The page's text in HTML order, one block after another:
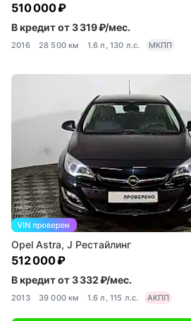
510 000 ₽
В кредит от 3 319 ₽/мес.
2016 28 500 км 1.6 л, 130 л.с. МКПП
Opel Astra, J Рестайлинг
512 000 ₽
В кредит от 3 332 ₽/мес.
2013 39 000 км 1.6 л, 115 л.с. АКПП